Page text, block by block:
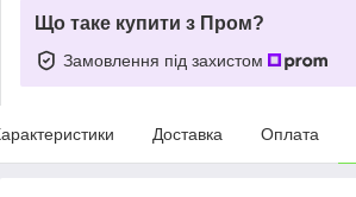
Що таке купити з Пром?
Замовлення під захистом
Доставка Оплата